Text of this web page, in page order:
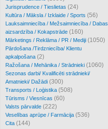
Jurisprudence / Tieslietas (24)
Kultūra / Māksla / Izklaide / Sports (56)
Lauksaimniecība / Mežsaimniecība / Dabas
aizsardzība / Kokapstrāde (160)
Mārketings / Reklāma / PR / Mediji (1050)
Pārdošana /Tirdzniecība/ Klientu
apkalpošana (2)
Ražošana / Mehānika / Strādnieki (1060)
Sezonas darbi/ Kvalificēti strādnieki/
Amatnieki/ Dažādi (300)
Transports / Loģistika (508)
Tūrisms / Viesnīcas (60)
Valsts pārvalde (222)
Veselības aprūpe / Farmācija (536)
Cita (144)